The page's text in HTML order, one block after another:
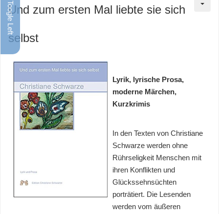
Toogle Left
Und zum ersten Mal liebte sie sich
selbst
Lyrik, lyrische Prosa,
moderne Märchen,
Kurzkrimis
In den Texten von Christiane
Schwarze werden ohne
Rührseligkeit Menschen mit
ihren Konflikten und
Glückssehnsüchten
porträtiert. Die Lesenden
werden vom äußeren